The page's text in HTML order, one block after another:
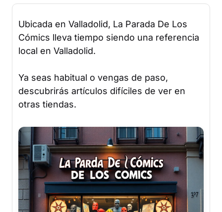
Ubicada en Valladolid, La Parada De Los
Cómics lleva tiempo siendo una referencia
local en Valladolid.
Ya seas habitual o vengas de paso,
descubrirás artículos difíciles de ver en
otras tiendas.